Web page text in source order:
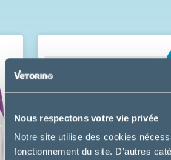
Nous respectons votre vie privée
Notre site utilise des cookies
fonctionnement du site. D’autres